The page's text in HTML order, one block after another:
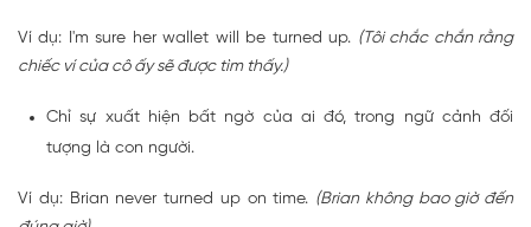
Ví dụ: I'm sure her wallet will be turned up. (Tôi chắc chắn rằng
chiếc ví của cô ấy sẽ được tìm thấy.)
Chỉ sự xuất hiện bất ngờ của ai đó, trong ngữ cảnh đối
tượng là con người.
Ví dụ: Brian never turned up on time. (Brian không bao giờ đến